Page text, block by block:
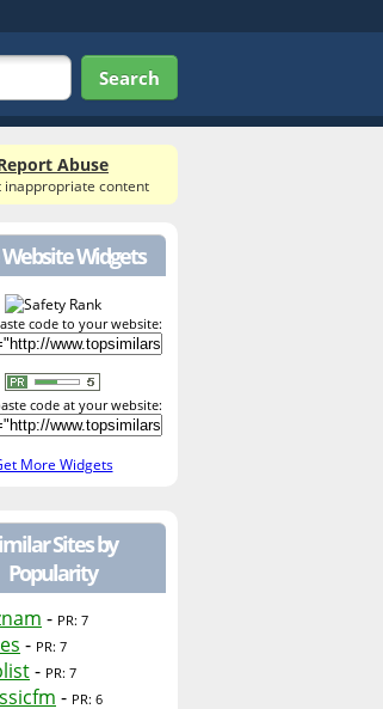
Search
Abuse
inappropriate content
Widgets
code to your website:
code at your website:
More Widgets
Sites by
Popularity
- PR: 7
- PR: 7
- PR: 7
- PR: 6